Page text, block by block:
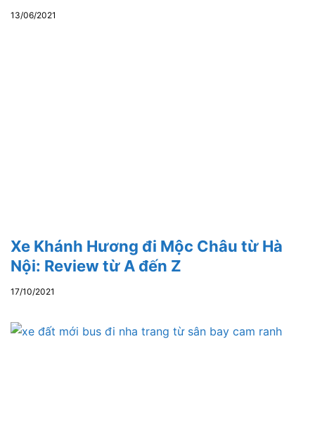
13/06/2021
Xe Khánh Hương đi Mộc Châu từ Hà
Nội: Review từ A đến Z
17/10/2021